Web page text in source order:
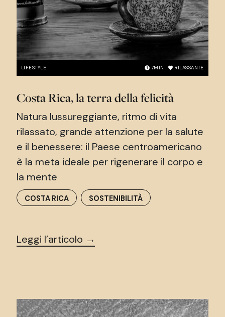
LIFESTYLE 7MIN RILASSANTE
Costa Rica, la terra della felicità
Natura lussureggiante, ritmo di vita
rilassato, grande attenzione per la salute
e il benessere: il Paese centroamericano
è la meta ideale per rigenerare il corpo e
la mente
COSTA RICA SOSTENIBILITÀ
Leggi l’articolo →